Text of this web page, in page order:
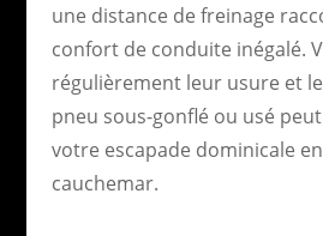
une distance de freinage
confort de conduite inégalé.
régulièrement leur usure et
pneu sous-gonflé ou usé
votre escapade dominicale
cauchemar.